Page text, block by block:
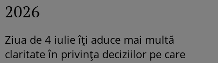
2026
Ziua de 4 iulie îți aduce mai multă
claritate în privința deciziilor pe care